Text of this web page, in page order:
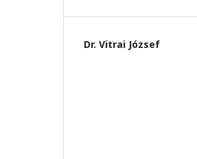
Dr. Vitrai József